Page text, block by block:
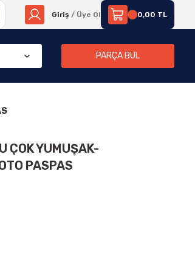
Giriş / Üye Ol 0,00 TL
PARÇA BUL
ÇOK YUMUŞAK-
PASPAS